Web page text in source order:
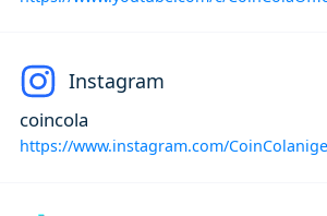
Instagram
coincola
https://www.instagram.com/